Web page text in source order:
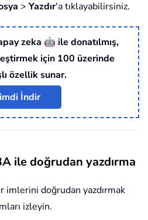
> Yazdır'a tıklayabilirsiniz.
zeka 🤖 ile donatılmış,
için 100 üzerinde
özellik sunar.
İndir
ile doğrudan yazdırma
doğrudan yazdırmak
izleyin.